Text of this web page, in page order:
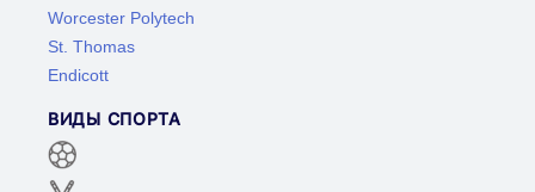
Worcester Polytech
St. Thomas
Endicott
ВИДЫ СПОРТА